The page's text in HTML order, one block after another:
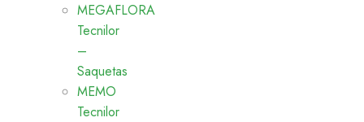
MEGAFLORA
Tecnilor
–
Saquetas
MEMO
Tecnilor